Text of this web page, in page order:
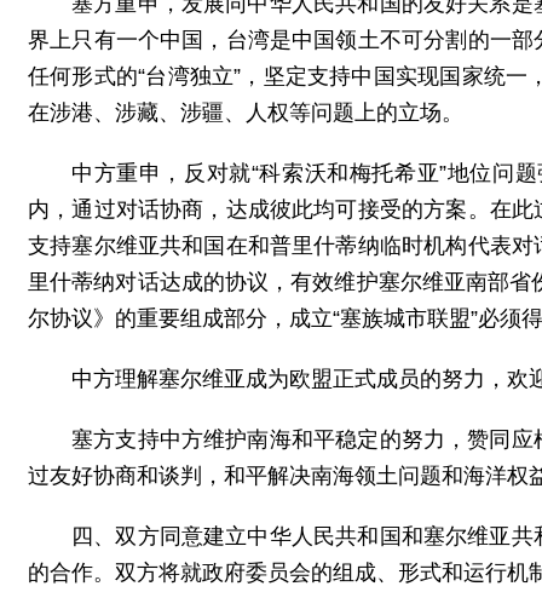
界上只有一个中国，台湾是中国领土不可分割的一
任何形式的“台湾独立”，坚定支持中国实现国家统
在涉港、涉藏、涉疆、人权等问题上的立场。
中方重申，反对就“科索沃和梅托希亚”地位问
内，通过对话协商，达成彼此均可接受的方案。在
支持塞尔维亚共和国在和普里什蒂纳临时机构代表
里什蒂纳对话达成的协议，有效维护塞尔维亚南部
尔协议》的重要组成部分，成立“塞族城市联盟”必须
中方理解塞尔维亚成为欧盟正式成员的努力，
塞方支持中方维护南海和平稳定的努力，赞同
过友好协商和谈判，和平解决南海领土问题和海洋权
四、双方同意建立中华人民共和国和塞尔维亚
的合作。双方将就政府委员会的组成、形式和运行机